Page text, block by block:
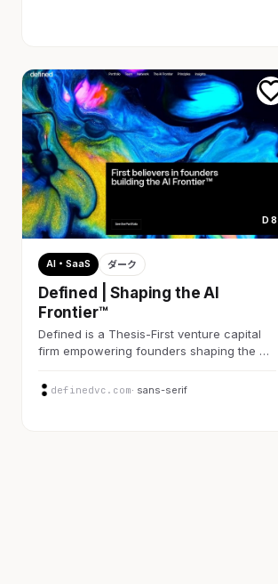
D 8
AI・SaaS ダーク
Defined | Shaping the AI
Frontier™
Defined is a Thesis-First venture capital
firm empowering founders shaping the …
definedvc.com· sans-serif